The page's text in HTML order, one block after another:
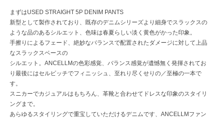
まずはUSED STRAIGHT 5P DENIM PANTS
新型として製作されており、既存のデニムシリーズより細身でスラックスの
ような品のあるシルエット、色味は春夏らしい淡く黄色がかった印象。
手擦りによるフェード、絶妙なバランスで配置されたダメージに対して上品
なスラックスベースの
シルエット。ANCELLMの色彩感覚、バランス感覚が遺憾無く発揮されてお
り最後にはセルビッチでフィニッシュ、至れり尽くせりの／至極の一本で
す。
スニカーでカジュアルはもちろん、革靴と合わせてドレスな印象のスタイリ
ングまで。
あらゆるスタイリングで重宝していただけるデニムです、ANCELLMファン